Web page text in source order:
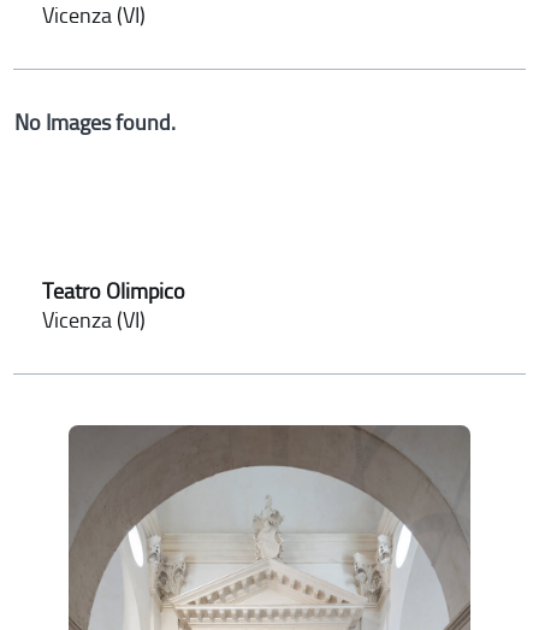
Vicenza (VI)
No Images found.
Teatro Olimpico
Vicenza (VI)